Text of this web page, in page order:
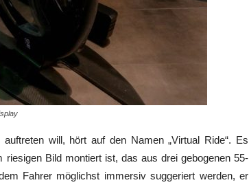
will, hört auf den Namen „Virtual Ride“. Es
Bild montiert ist, das aus drei gebogenen 55-
Fahrer möglichst immersiv suggeriert werden, er